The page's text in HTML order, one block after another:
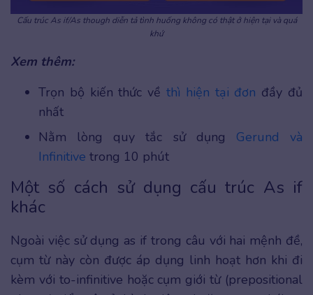
Cấu trúc As if/As though diễn tả tình huống không có thật ở hiện tại và quá
khứ
Xem thêm:
Trọn bộ kiến thức về thì hiện tại đơn đầy đủ
nhất
Nằm lòng quy tắc sử dụng Gerund và
Infinitive trong 10 phút
Một số cách sử dụng cấu trúc As if
khác
Ngoài việc sử dụng as if trong câu với hai mệnh đề,
cụm từ này còn được áp dụng linh hoạt hơn khi đi
kèm với to-infinitive hoặc cụm giới từ (prepositional